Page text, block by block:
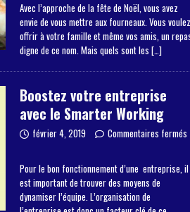
Avec l’approche de la fête de Noël, vous avez
envie de vous mettre aux fourneaux. Vous voulez
offrir à votre famille et même vos amis, un
digne de ce nom. Mais quels sont les […]
Boostez votre entreprise
avec le Smarter Working
février 4, 2019 Commentaires fermés
Pour le bon fonctionnement d’une entreprise, il
est important de trouver des moyens de
dynamiser l’équipe. L’organisation de